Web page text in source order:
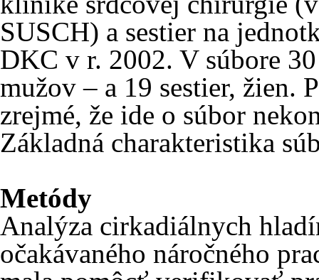
SUSCH) a sestier na
DKC v r. 2002. V súbore
mužov – a 19 sestier, žien.
zrejmé, že ide o súbor
Základná charakteristika
Metódy
Analýza cirkadiálnych
očakávaného náročného